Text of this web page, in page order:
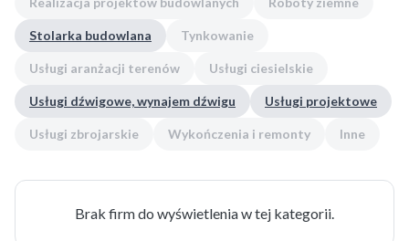
Stolarka budowlana Tynkowanie
Usługi aranżacji terenów Usługi ciesielskie
Usługi dźwigowe, wynajem dźwigu Usługi projektowe
Usługi zbrojarskie Wykończenia i remonty Inne
Brak firm do wyświetlenia w tej kategorii.